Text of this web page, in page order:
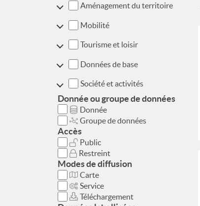
Aménagement du territoire
Mobilité
Tourisme et loisir
Données de base
Société et activités
Donnée ou groupe de données
Donnée
Groupe de données
Accès
Public
Restreint
Modes de diffusion
Carte
Service
Téléchargement